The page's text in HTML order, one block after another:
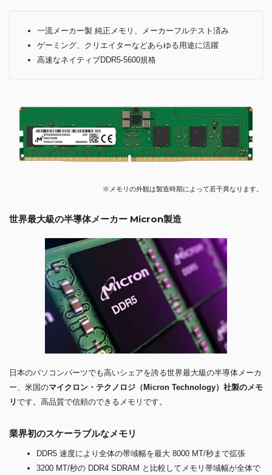
一流メーカー製 純正メモリ、メーカーフルテスト済み
ゲーミング、クリエイターなどあらゆる用途に活躍
高速なネイティブDDR5-5600規格
※メモリの外観は製造時期によって若干異なります。
世界最大級の半導体メーカー Micron製造
日本のパソコンパーツでも高いシェアを誇る世界最大級の半導体メーカ
ー、米国のマイクロン・テクノロジ（Micron Technology）社製のメモ
リです。高品質で信頼のできるメモリです。
業界初のスケーラブルなメモリ
DDR5 速度により全体の帯域幅を最大 8000 MT/秒まで拡張
3200 MT/秒の DDR4 SDRAM と比較してメモリ帯域幅が全体で